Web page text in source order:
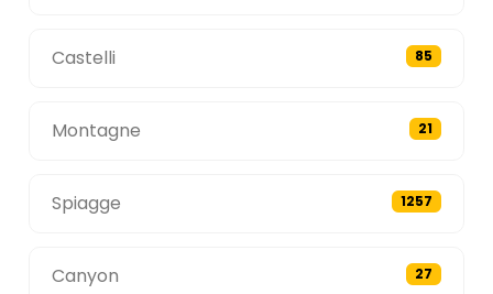
Castelli 85
Montagne 21
Spiagge 1257
Canyon 27